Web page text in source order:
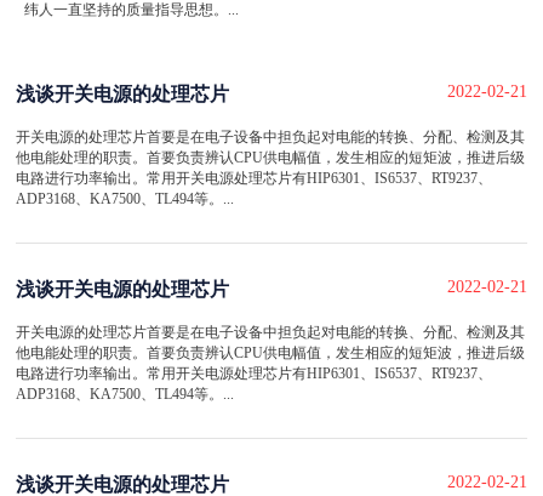
纬人一直坚持的质量指导思想。...
浅谈开关电源的处理芯片 2022-02-21
开关电源的处理芯片首要是在电子设备中担负起对电能的转换、分配、检测及其
他电能处理的职责。首要负责辨认CPU供电幅值，发生相应的短矩波，推进后级
电路进行功率输出。常用开关电源处理芯片有HIP6301、IS6537、RT9237、
ADP3168、KA7500、TL494等。...
浅谈开关电源的处理芯片 2022-02-21
开关电源的处理芯片首要是在电子设备中担负起对电能的转换、分配、检测及其
他电能处理的职责。首要负责辨认CPU供电幅值，发生相应的短矩波，推进后级
电路进行功率输出。常用开关电源处理芯片有HIP6301、IS6537、RT9237、
ADP3168、KA7500、TL494等。...
浅谈开关电源的处理芯片 2022-02-21